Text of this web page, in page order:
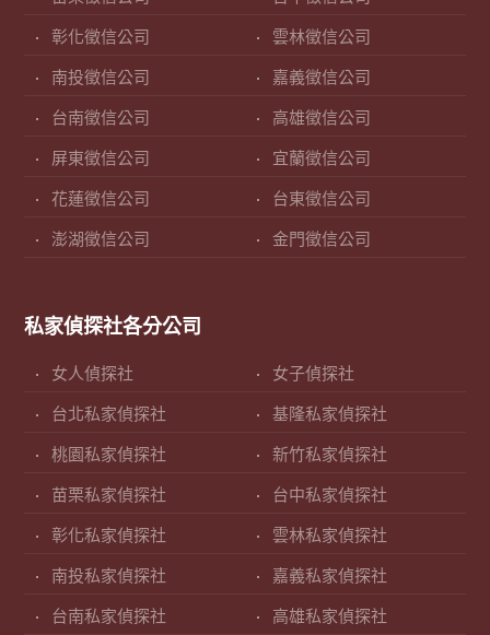
彰化徵信公司 雲林徵信公司
南投徵信公司 嘉義徵信公司
台南徵信公司 高雄徵信公司
屏東徵信公司 宜蘭徵信公司
花蓮徵信公司 台東徵信公司
澎湖徵信公司 金門徵信公司
私家偵探社各分公司
女人偵探社 女子偵探社
台北私家偵探社 基隆私家偵探社
桃園私家偵探社 新竹私家偵探社
苗栗私家偵探社 台中私家偵探社
彰化私家偵探社 雲林私家偵探社
南投私家偵探社 嘉義私家偵探社
台南私家偵探社 高雄私家偵探社